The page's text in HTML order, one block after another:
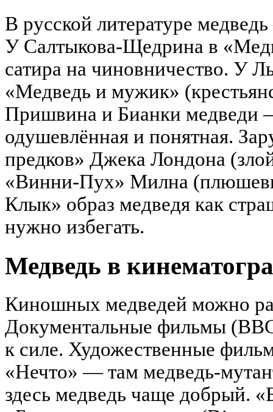
В русской литературе
У Салтыкова-Щедрина в
сатира на чиновничество. У
«Медведь и мужик»
Пришвина и Бианки медведи
одушевлённая и понятная.
предков» Джека Лондона
«Винни-Пух» Милна
Клык» образ медведя как
нужно избегать.
Медведь в
Киношных медведей можно
Документальные фильмы
к силе. Художественные
«Нечто» — там медведь-
здесь медведь чаще добрый.